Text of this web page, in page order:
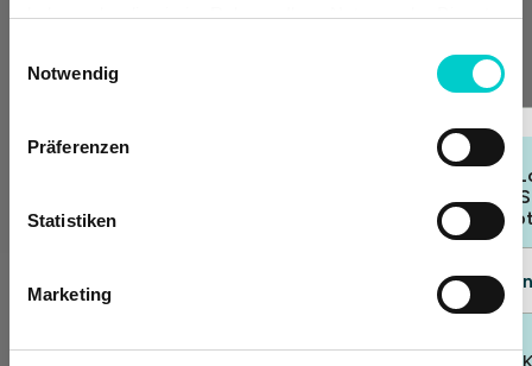
haben oder die sie im Rahmen Ihrer Nutzung der Dienste
Notwendig
Präferenzen
Statistiken
Marketing
Treten Sie unserem
Club bei und sichern
exklusive
Dem Club beitreten
Haben Sie bereits ein
Zimmerservice auf Anfrage verfügbar
HALBPENSION
Stornierung bis 2 Tage vor Anreise.
Preis pro Nacht